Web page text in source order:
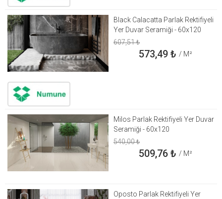
Black Calacatta Parlak Rektifiyeli
Yer Duvar Seramiği - 60x120
607,51₺
573,49₺ / M²
Milos Parlak Rektifiyeli Yer Duvar
Seramiği - 60x120
540,00₺
509,76₺ / M²
Oposto Parlak Rektifiyeli Yer